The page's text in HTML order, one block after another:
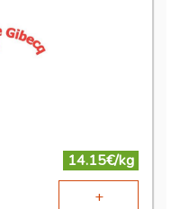
14.15€/kg
+